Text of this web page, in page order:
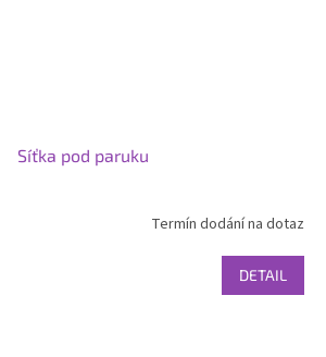
Síťka pod paruku
Termín dodání na dotaz
DETAIL